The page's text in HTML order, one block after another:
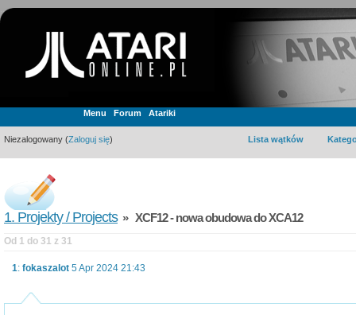
Menu Forum Atariki
Niezalogowany (Zaloguj się) Lista wątków
1. Projekty / Projects» XCF12 - nowa obudowa do XCA12
Od 1 do 31 z 31
1: fokaszalot 5 Apr 2024 21:43